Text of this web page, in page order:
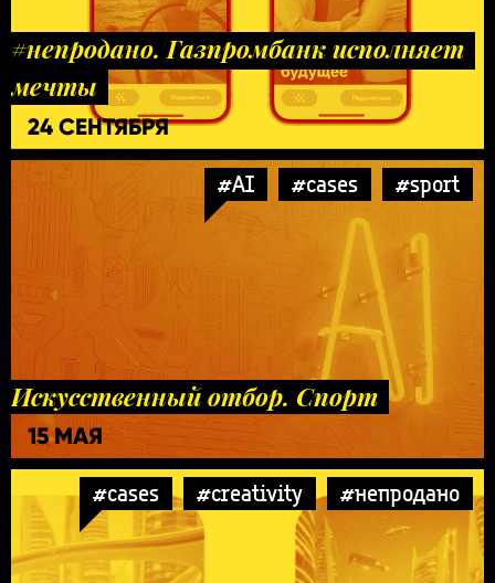
#непродано. Газпромбанк исполняет
мечты
24 СЕНТЯБРЯ
#AI #cases #sport
Искусственный отбор. Спорт
15 МАЯ
#cases #creativity #непродано